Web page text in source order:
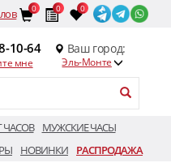
0 0 0
10-64
мне
Ваш город:
Эль-Монте
ЧАСОВ
МУЖСКИЕ ЧАСЫ
НОВИНКИ РАСПРОДАЖА